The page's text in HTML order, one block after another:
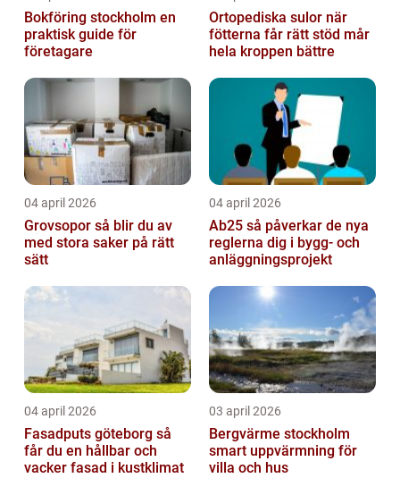
Bokföring stockholm en
praktisk guide för
företagare
Ortopediska sulor när
fötterna får rätt stöd mår
hela kroppen bättre
04 april 2026
Grovsopor så blir du av
med stora saker på rätt
sätt
04 april 2026
Ab25 så påverkar de nya
reglerna dig i bygg- och
anläggningsprojekt
04 april 2026
Fasadputs göteborg så
får du en hållbar och
vacker fasad i kustklimat
03 april 2026
Bergvärme stockholm
smart uppvärmning för
villa och hus